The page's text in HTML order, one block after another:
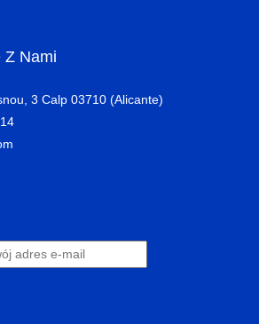
Z Nami
3 Calp 03710 (Alicante)